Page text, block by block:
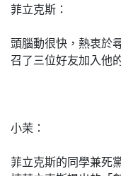
菲立克斯：
頭腦動很快，熱衷於
召了三位好友加入他
小茉：
菲立克斯的同學兼死